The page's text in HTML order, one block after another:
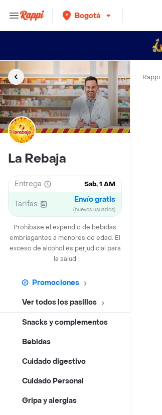
Bogotá
La Rebaja
Entrega Sab, 1 AM
Tarifas Envío gratis
(nuevos usuarios)
Prohíbase el expendio de bebidas
embriagantes a menores de edad. El
exceso de alcohol es perjudicial para
la salud
Promociones
Ver todos los pasillos
Snacks y complementos
Bebidas
Cuidado digestivo
Cuidado Personal
Gripa y alergias
Rappi